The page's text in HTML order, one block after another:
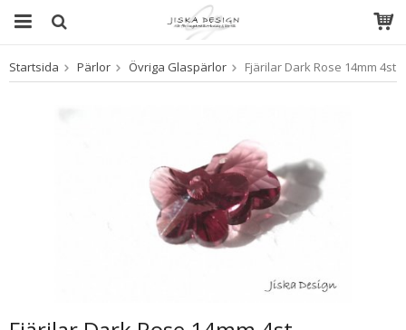
Produkten har blivit tillagd i varukorgen
Startsida Pärlor Övriga Glaspärlor Fjärilar Dark Rose 14mm 4st